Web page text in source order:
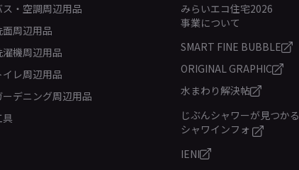
ス・空調周辺用品
面周辺用品
濯機周辺用品
イレ周辺用品
ーデニング周辺用品
具
みらいエコ住宅2026
事業について
SMART FINE BUBBLE
ORIGINAL GRAPHIC
水まわり解決帖
じぶんシャワーが見つかる
シャワインフォ
IENI